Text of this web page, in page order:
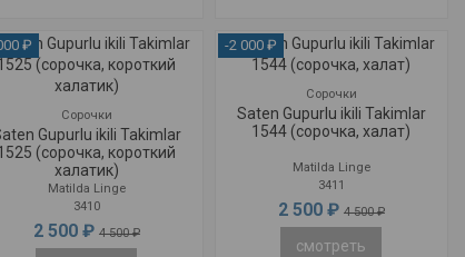
₽
Сорочки
Gupurlu ikili Takimlar
(сорочка, короткий
халатик)
Matilda Linge
3410
2 500 ₽ 4 500 ₽
-2 000 ₽
Сорочки
Saten Gupurlu ikili Takimlar
1544 (сорочка, халат)
Matilda Linge
3411
2 500 ₽ 4 500 ₽
смотреть